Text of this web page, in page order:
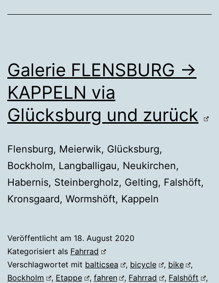
Galerie FLENSBURG →
KAPPELN via
Glücksburg und zurück
Flensburg, Meierwik, Glücksburg,
Bockholm, Langballigau, Neukirchen,
Habernis, Steinbergholz, Gelting, Falshöft,
Kronsgaard, Wormshöft, Kappeln
Veröffentlicht am 18. August 2020
Kategorisiert als Fahrrad
Verschlagwortet mit balticsea , bicycle , bike
,
Bockholm
, Etappe , fahren , Fahrrad , Falshöft
,